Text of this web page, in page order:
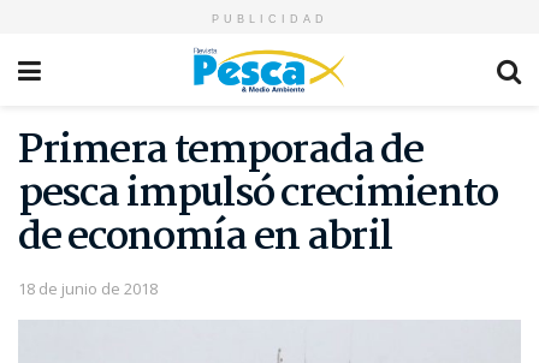
PUBLICIDAD
Primera temporada de
pesca impulsó crecimiento
de economía en abril
18 de junio de 2018